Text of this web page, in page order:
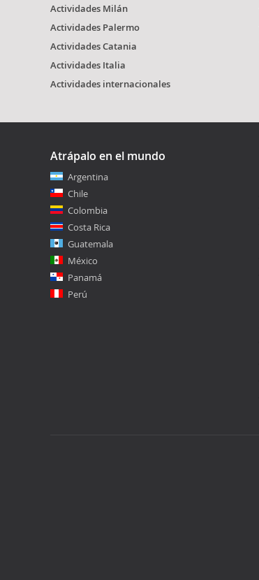
Actividades Milán
Actividades Palermo
Actividades Catania
Actividades Italia
Actividades internacionales
Atrápalo en el mundo
Argentina
Chile
Colombia
Costa Rica
Guatemala
México
Panamá
Perú